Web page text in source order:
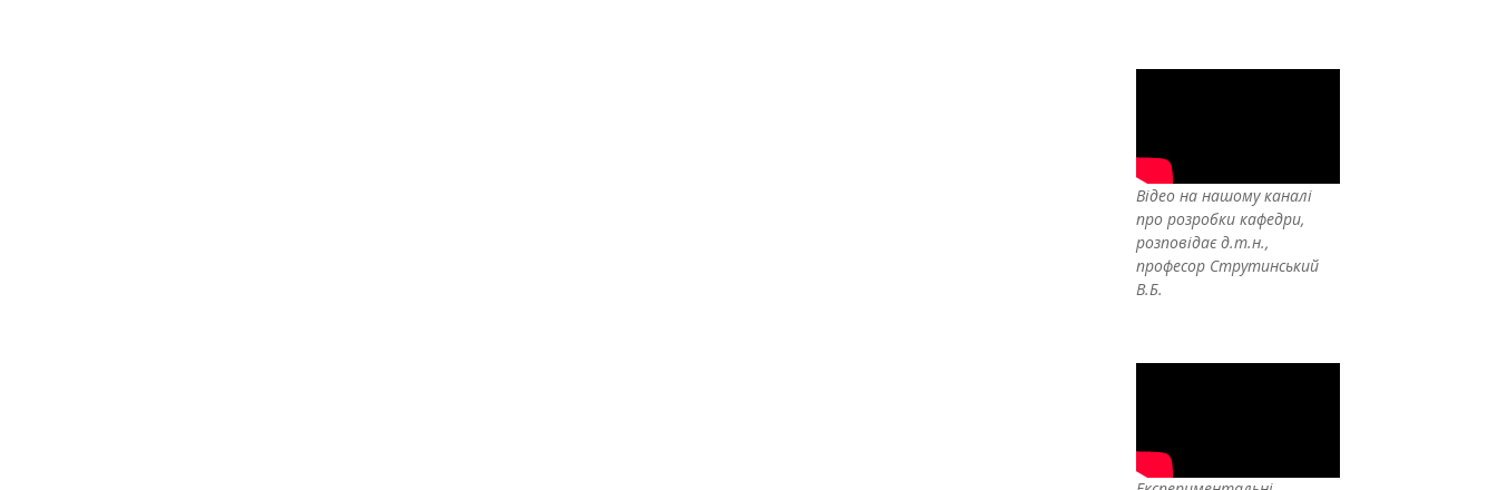
Відео на нашому каналі
про розробки кафедри,
розповідає д.т.н.,
професор Струтинський
В.Б.